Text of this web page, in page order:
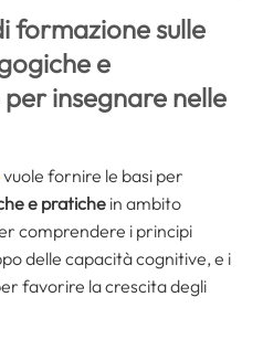
formazione sulle
e
insegnare nelle
vuole fornire le basi per
e pratiche in ambito
comprendere i principi
delle capacità cognitive, e i
favorire la crescita degli